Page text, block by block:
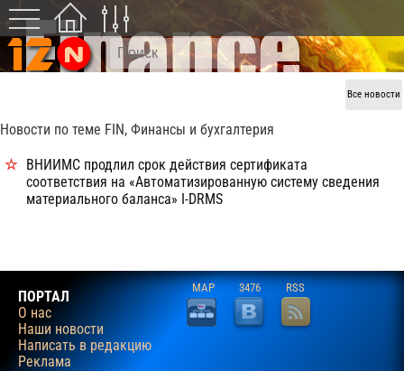
Все новости
Новости по теме FIN, Финансы и бухгалтерия
ВНИИМС продлил срок действия сертификата
соответствия на «Автоматизированную систему сведения
материального баланса» I-DRMS
ПОРТАЛ
О нас
Наши новости
Написать в редакцию
Реклама
MAP 3476 RSS